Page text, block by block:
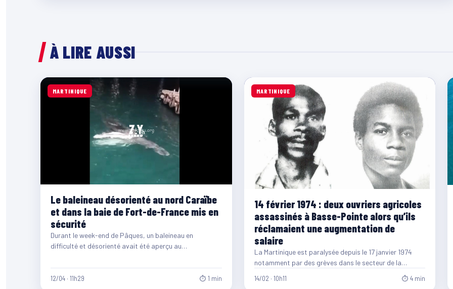
À LIRE AUSSI
MARTINIQUE
Le baleineau désorienté au nord Caraïbe
et dans la baie de Fort-de-France mis en
sécurité
Durant le week-end de Pâques, un baleineau en
difficulté et désorienté avait été aperçu au
12/04 · 11h29 ⏱ 1 min
MARTINIQUE
14 février 1974 : deux ouvriers agricoles
assassinés à Basse-Pointe alors qu’ils
réclamaient une augmentation de
salaire
La Martinique est paralysée depuis le 17 janvier 1974
notamment par des grèves dans le secteur de la…
14/02 · 10h11 ⏱ 4 min